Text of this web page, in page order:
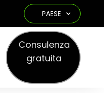
PAESE
Consulenza
gratuita